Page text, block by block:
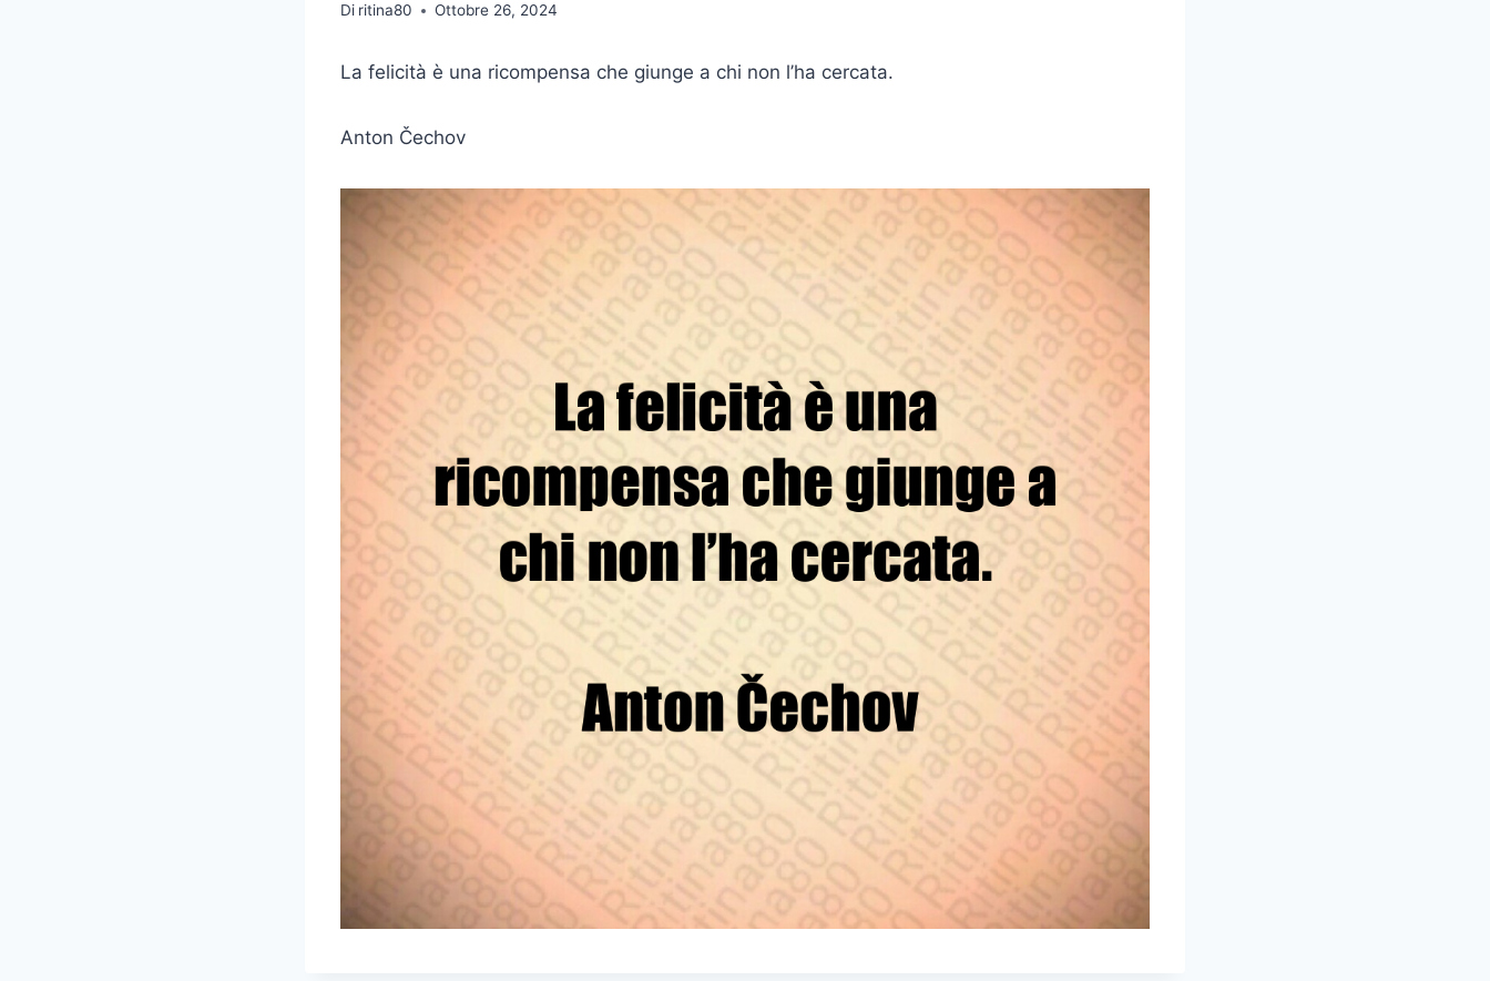
Di ritina80 Ottobre 26, 2024
La felicità è una ricompensa che giunge a chi non l’ha cercata.
Anton Čechov